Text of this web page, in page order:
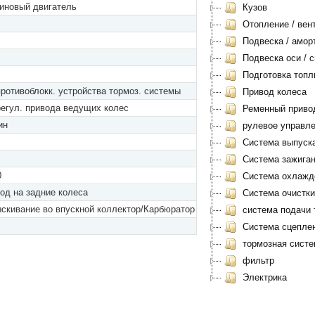
двигатель
устройства тормоз. системы
привода ведущих колес
на задние колеса
во впускной коллектор/Карбюратор
Кузов
Отопление /
Подвеска /
Подвеска оси /
Подготовка
Привод колеса
Ременный
рулевое
Система
Система
Система
Система
система подачи
Система
тормозная
фильтр
Электрика